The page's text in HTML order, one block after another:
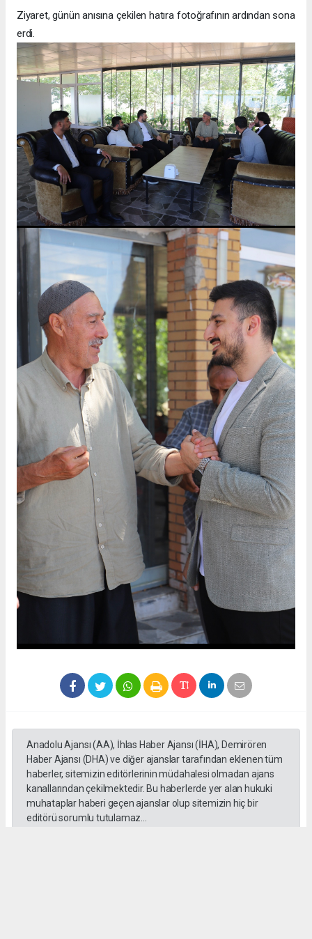
Ziyaret, günün anısına çekilen hatıra fotoğrafının ardından sona
erdi.
Anadolu Ajansı (AA), İhlas Haber Ajansı (İHA), Demirören
Haber Ajansı (DHA) ve diğer ajanslar tarafından eklenen tüm
haberler, sitemizin editörlerinin müdahalesi olmadan ajans
kanallarından çekilmektedir. Bu haberlerde yer alan hukuki
muhataplar haberi geçen ajanslar olup sitemizin hiç bir
editörü sorumlu tutulamaz...